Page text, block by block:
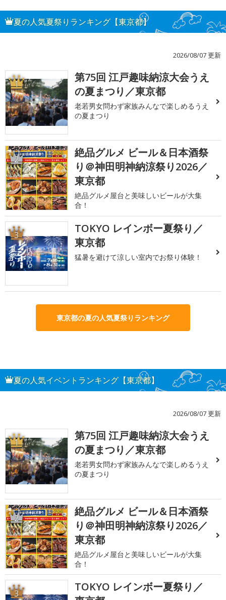
夏の人気夏祭りランキング【東京都】
2026/08/07 更新
1
第75回 江戸趣味納涼大会うえ
の夏まつり／東京都
老若男女問わず家族みんなで楽しめるうえ
の夏まつり
2
絶品グルメ ビール＆日本酒祭
り＠神田明神納涼祭り2026／
東京都
絶品グルメ屋台と美味しいビールが大集
合！
3
TOKYO レインボー夏祭り／
東京都
猛暑を避けて涼しい室内でお祭り体験！
東京都の夏の人気夏祭りランキング
夏の人気イベントランキング【東京都】
2026/08/07 更新
1
第75回 江戸趣味納涼大会うえ
の夏まつり／東京都
老若男女問わず家族みんなで楽しめるうえ
の夏まつり
2
絶品グルメ ビール＆日本酒祭
り＠神田明神納涼祭り2026／
東京都
絶品グルメ屋台と美味しいビールが大集
合！
3
TOKYO レインボー夏祭り／